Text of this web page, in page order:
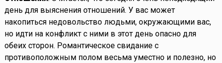
день для выяснения отношений. У вас может
накопиться недовольство людьми, окружающими вас,
но идти на конфликт с ними в этот день опасно для
обеих сторон. Романтическое свидание с
противоположным полом весьма уместно и полезно, но